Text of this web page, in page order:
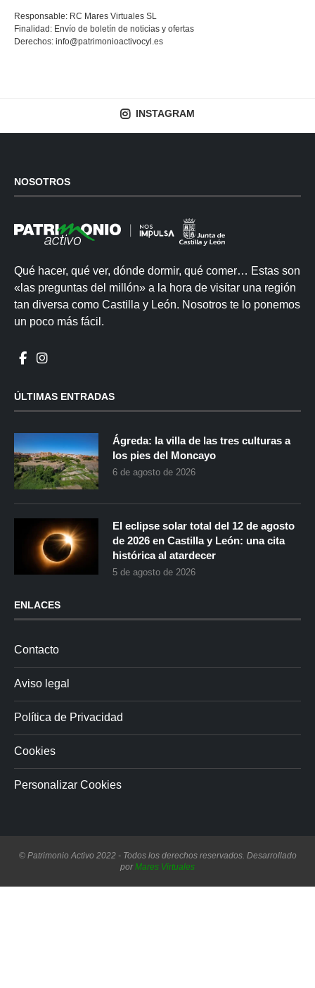
Responsable: RC Mares Virtuales SL
Finalidad: Envío de boletín de noticias y ofertas
Derechos: info@patrimonioactivocyl.es
INSTAGRAM
NOSOTROS
Qué hacer, qué ver, dónde dormir, qué comer… Estas son
«las preguntas del millón» a la hora de visitar una región
tan diversa como Castilla y León. Nosotros te lo ponemos
un poco más fácil.
ÚLTIMAS ENTRADAS
Ágreda: la villa de las tres culturas a
los pies del Moncayo
6 de agosto de 2026
El eclipse solar total del 12 de agosto
de 2026 en Castilla y León: una cita
histórica al atardecer
5 de agosto de 2026
ENLACES
Contacto
Aviso legal
Política de Privacidad
Cookies
Personalizar Cookies
© Patrimonio Activo 2022 - Todos los derechos reservados. Desarrollado
porMares Virtuales